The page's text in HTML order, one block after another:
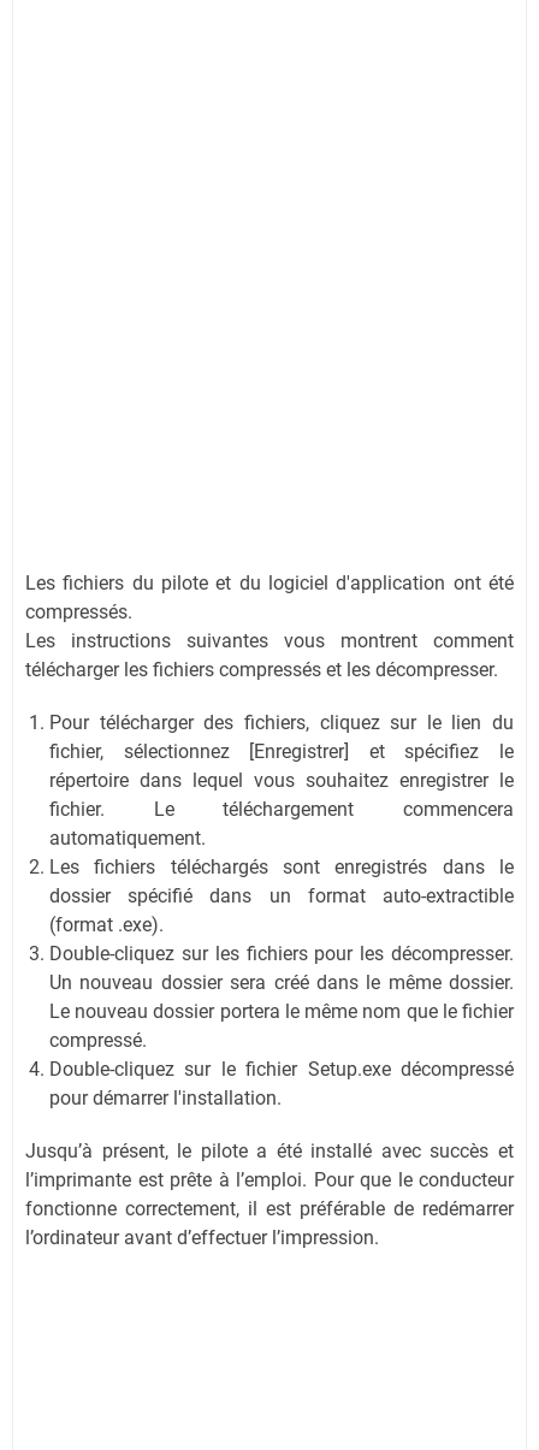
Les fichiers du pilote et du logiciel d'application ont été
compressés.
Les instructions suivantes vous montrent comment
télécharger les fichiers compressés et les décompresser.
Pour télécharger des fichiers, cliquez sur le lien du
fichier, sélectionnez [Enregistrer] et spécifiez le
répertoire dans lequel vous souhaitez enregistrer le
fichier. Le téléchargement commencera
automatiquement.
Les fichiers téléchargés sont enregistrés dans le
dossier spécifié dans un format auto-extractible
(format .exe).
Double-cliquez sur les fichiers pour les décompresser.
Un nouveau dossier sera créé dans le même dossier.
Le nouveau dossier portera le même nom que le fichier
compressé.
Double-cliquez sur le fichier Setup.exe décompressé
pour démarrer l'installation.
Jusqu’à présent, le pilote a été installé avec succès et
l’imprimante est prête à l’emploi. Pour que le conducteur
fonctionne correctement, il est préférable de redémarrer
l’ordinateur avant d’effectuer l’impression.